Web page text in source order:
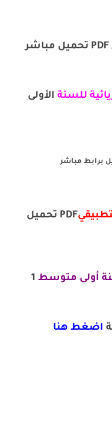
PDF تحميل مباشر
الأولى
PDF تحميل
سنة أولى متوسط
اضغط هنا